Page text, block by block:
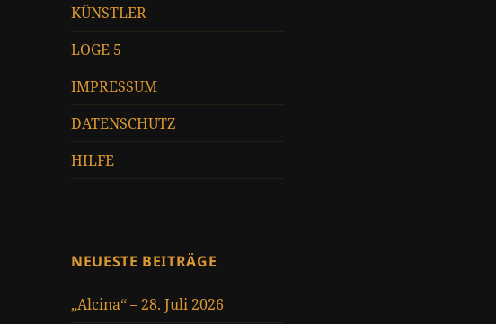
KÜNSTLER
LOGE 5
IMPRESSUM
DATENSCHUTZ
HILFE
NEUESTE BEITRÄGE
„Alcina“ – 28. Juli 2026